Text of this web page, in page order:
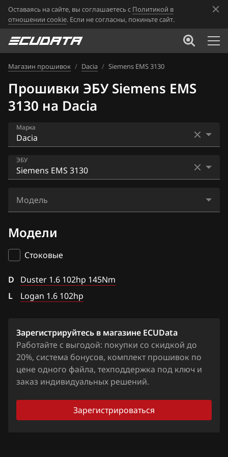
Оставаясь на сайте, вы соглашаетесь с Политикой в
отношении cookie. Если не согласны, покиньте сайт.
Магазин прошивок / Dacia / Siemens EMS 3130
Прошивки ЭБУ Siemens EMS
3130 на Dacia
Марка
Acura
Alfa Romeo
ATLAS
BAIC
BAW
Bentley
BMW
BYD
Cadillac
Changan
Chenglong
Chery
ЭБУ
Siemens EMS 3120
Siemens EMS 3125
Siemens EMS 3130
Valeo V42
Модель
Logan 1.6 102hp
Модели
Стоковые
D
Duster 1.6 102hp 145Nm
L
Logan 1.6 102hp
Зарегистрируйтесь в магазине ECUData
Работайте с выгодой: покупки со скидкой до
20%, система бонусов, комплект прошивок по
цене одного файла, техподдержка под ключ и
заказ индивидуальных решений.
Зарегистрироваться